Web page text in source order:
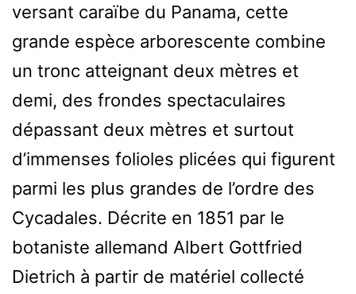
versant caraïbe du Panama, cette
grande espèce arborescente combine
un tronc atteignant deux mètres et
demi, des frondes spectaculaires
dépassant deux mètres et surtout
d’immenses folioles plicées qui figurent
parmi les plus grandes de l’ordre des
Cycadales. Décrite en 1851 par le
botaniste allemand Albert Gottfried
Dietrich à partir de matériel collecté